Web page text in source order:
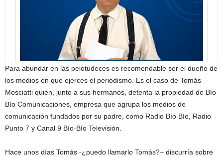
Para abundar en las pelotudeces es recomendable ser el dueño de
los medios en que ejerces el periodismo. Es el caso de Tomás
Mosciatti quién, junto a sus hermanos, detenta la propiedad de Bío
Bío Comunicaciones, empresa que agrupa los medios de
comunicación fundados por su padre, como Radio Bío Bío, Radio
Punto 7 y Canal 9 Bío-Bío Televisión.
Hace unos días Tomás -¿puedo llamarlo Tomás?– discurría sobre